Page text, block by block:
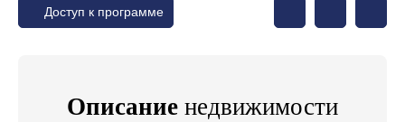
Доступ к программе
Описание недвижимости